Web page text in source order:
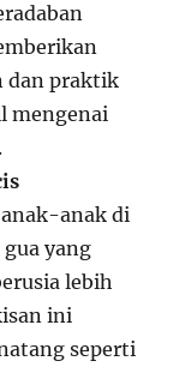
dan praktik
mengenai
anak-anak di
yang
lebih
ini
seperti